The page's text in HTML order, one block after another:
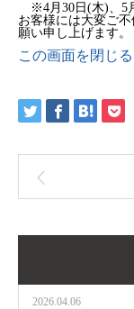
※4月30日(木)、5
お客様には大変ご
願い申し上げます。
この画面を閉じる
2026.04.06